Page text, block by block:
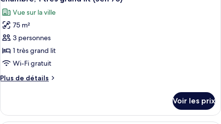
lit
(Jen
40)
Chambre,
grand
lit
(Jen
40)
toutes
les
photos
pour
ce
type
chambre :
très
Vue sur la ville
75 m²
3 personnes
1 très grand lit
Wi-Fi gratuit
Plus de détails
Plus
le
type
Voir les prix